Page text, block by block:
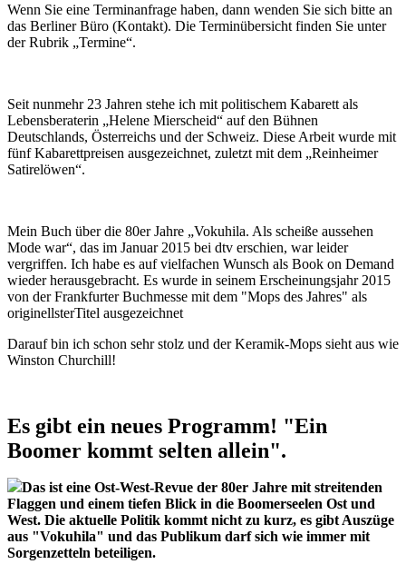
Wenn Sie eine Terminanfrage haben, dann wenden Sie sich bitte an
das Berliner Büro (Kontakt). Die Terminübersicht finden Sie unter
der Rubrik „Termine“.
Seit nunmehr 23 Jahren stehe ich mit politischem Kabarett als
Lebensberaterin „Helene Mierscheid“ auf den Bühnen
Deutschlands, Österreichs und der Schweiz. Diese Arbeit wurde mit
fünf Kabarettpreisen ausgezeichnet, zuletzt mit dem „Reinheimer
Satirelöwen“.
Mein Buch über die 80er Jahre „Vokuhila. Als scheiße aussehen
Mode war“, das im Januar 2015 bei dtv erschien, war leider
vergriffen. Ich habe es auf vielfachen Wunsch als Book on Demand
wieder herausgebracht. Es wurde in seinem Erscheinungsjahr 2015
von der Frankfurter Buchmesse mit dem "Mops des Jahres" als
originellsterTitel ausgezeichnet
Darauf bin ich schon sehr stolz und der Keramik-Mops sieht aus wie
Winston Churchill!
Es gibt ein neues Programm! "Ein
Boomer kommt selten allein".
Das ist eine Ost-West-Revue der 80er Jahre mit streitenden
Flaggen und einem tiefen Blick in die Boomerseelen Ost und
West. Die aktuelle Politik kommt nicht zu kurz, es gibt Auszüge
aus "Vokuhila" und das Publikum darf sich wie immer mit
Sorgenzetteln beteiligen.